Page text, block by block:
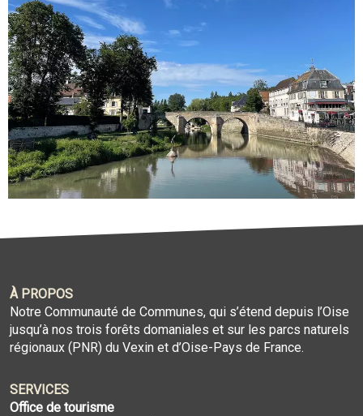
À PROPOS
Notre Communauté de Communes, qui s’étend depuis l’Oise
jusqu’à nos trois forêts domaniales et sur les parcs naturels
régionaux (PNR) du Vexin et d’Oise-Pays de France.
SERVICES
Office de tourisme